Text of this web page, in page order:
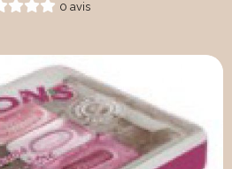
0 avis